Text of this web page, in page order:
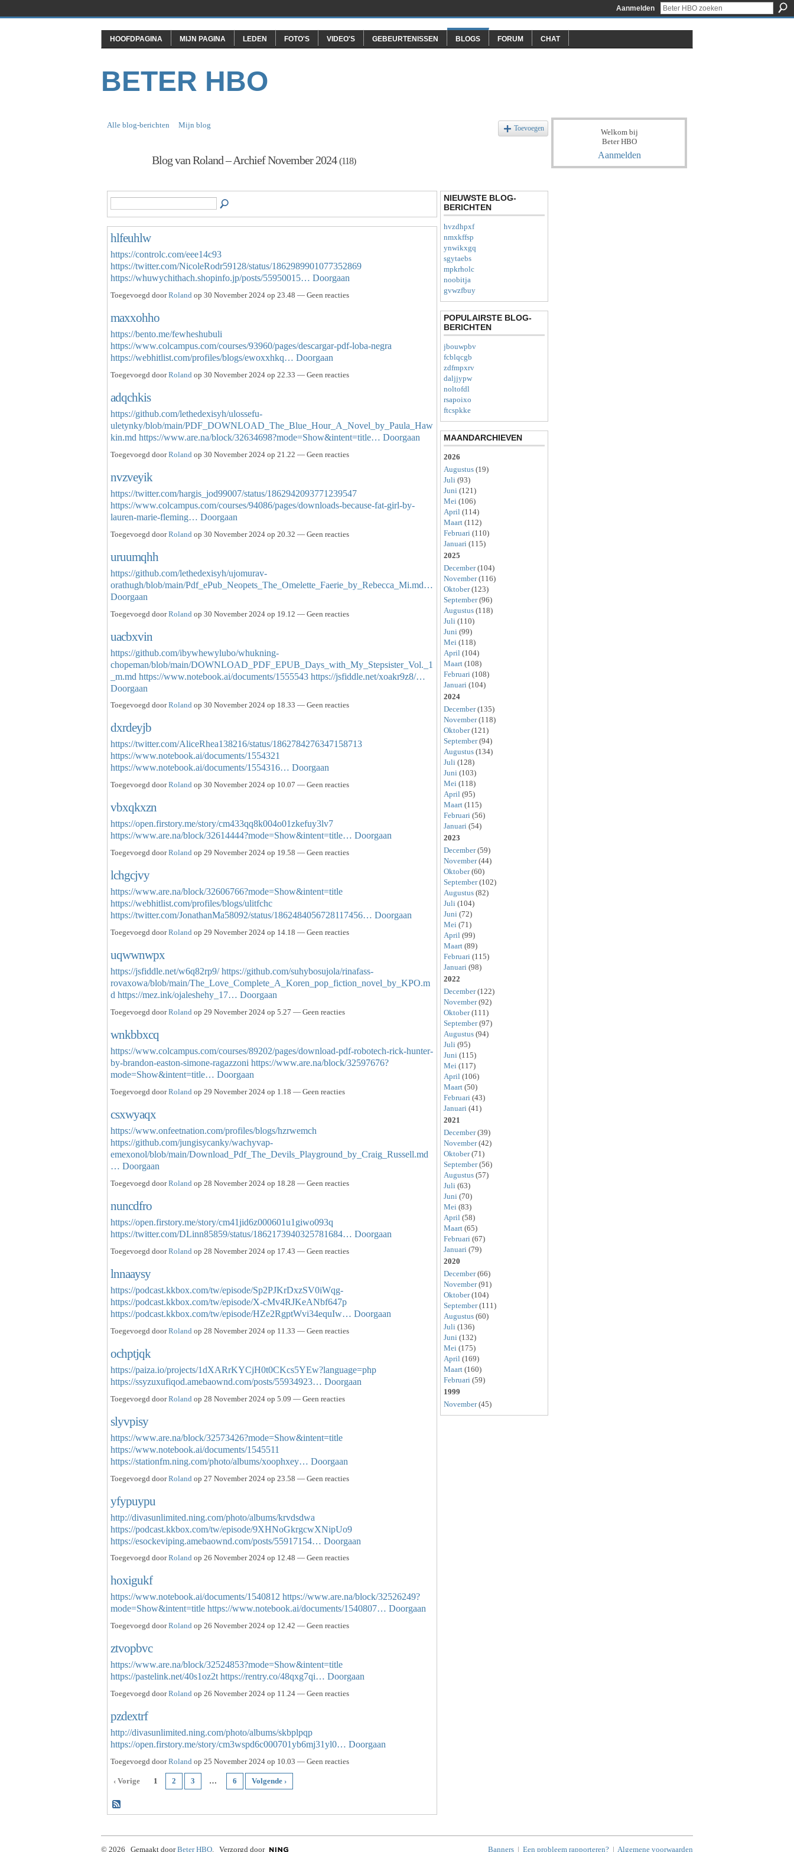
Aanmelden
HOOFDPAGINA MIJN PAGINA LEDEN FOTO'S VIDEO'S GEBEURTENISSEN BLOGS FORUM CHAT
BETER HBO
Alle blog-berichten Mijn blog Toevoegen
Blog van Roland – Archief November 2024(118)
hlfeuhlw
https://controlc.com/eee14c93
https://twitter.com/NicoleRodr59128/status/1862989901077352869
https://whuwychithach.shopinfo.jp/posts/55950015… Doorgaan
Toegevoegd doorRoland op 30 November 2024 op 23.48 — Geen reacties
maxxohho
https://bento.me/fewheshubuli
https://www.colcampus.com/courses/93960/pages/descargar-pdf-loba-negra
https://webhitlist.com/profiles/blogs/ewoxxhkq… Doorgaan
Toegevoegd doorRoland op 30 November 2024 op 22.33 — Geen reacties
adqchkis
https://github.com/lethedexisyh/ulossefu-
uletynky/blob/main/PDF_DOWNLOAD_The_Blue_Hour_A_Novel_by_Paula_Haw
kin.md https://www.are.na/block/32634698?mode=Show&intent=title… Doorgaan
Toegevoegd doorRoland op 30 November 2024 op 21.22 — Geen reacties
nvzveyik
https://twitter.com/hargis_jod99007/status/1862942093771239547
https://www.colcampus.com/courses/94086/pages/downloads-because-fat-girl-by-
lauren-marie-fleming… Doorgaan
Toegevoegd doorRoland op 30 November 2024 op 20.32 — Geen reacties
uruumqhh
https://github.com/lethedexisyh/ujomurav-
orathugh/blob/main/Pdf_ePub_Neopets_The_Omelette_Faerie_by_Rebecca_Mi.md…
Doorgaan
Toegevoegd doorRoland op 30 November 2024 op 19.12 — Geen reacties
uacbxvin
https://github.com/ibywhewylubo/whukning-
chopeman/blob/main/DOWNLOAD_PDF_EPUB_Days_with_My_Stepsister_Vol._1
_m.md https://www.notebook.ai/documents/1555543 https://jsfiddle.net/xoakr9z8/…
Doorgaan
Toegevoegd doorRoland op 30 November 2024 op 18.33 — Geen reacties
dxrdeyjb
https://twitter.com/AliceRhea138216/status/1862784276347158713
https://www.notebook.ai/documents/1554321
https://www.notebook.ai/documents/1554316… Doorgaan
Toegevoegd doorRoland op 30 November 2024 op 10.07 — Geen reacties
vbxqkxzn
https://open.firstory.me/story/cm433qq8k004o01zkefuy3lv7
https://www.are.na/block/32614444?mode=Show&intent=title… Doorgaan
Toegevoegd doorRoland op 29 November 2024 op 19.58 — Geen reacties
lchgcjvy
https://www.are.na/block/32606766?mode=Show&intent=title
https://webhitlist.com/profiles/blogs/ulitfchc
https://twitter.com/JonathanMa58092/status/1862484056728117456… Doorgaan
Toegevoegd doorRoland op 29 November 2024 op 14.18 — Geen reacties
uqwwnwpx
https://jsfiddle.net/w6q82rp9/ https://github.com/suhybosujola/rinafass-
rovaxowa/blob/main/The_Love_Complete_A_Koren_pop_fiction_novel_by_KPO.m
d https://mez.ink/ojaleshehy_17… Doorgaan
Toegevoegd doorRoland op 29 November 2024 op 5.27 — Geen reacties
wnkbbxcq
https://www.colcampus.com/courses/89202/pages/download-pdf-robotech-rick-hunter-
by-brandon-easton-simone-ragazzoni https://www.are.na/block/32597676?
mode=Show&intent=title… Doorgaan
Toegevoegd doorRoland op 29 November 2024 op 1.18 — Geen reacties
csxwyaqx
https://www.onfeetnation.com/profiles/blogs/hzrwemch
https://github.com/jungisycanky/wachyvap-
emexonol/blob/main/Download_Pdf_The_Devils_Playground_by_Craig_Russell.md
… Doorgaan
Toegevoegd doorRoland op 28 November 2024 op 18.28 — Geen reacties
nuncdfro
https://open.firstory.me/story/cm41jid6z000601u1giwo093q
https://twitter.com/DLinn85859/status/1862173940325781684… Doorgaan
Toegevoegd doorRoland op 28 November 2024 op 17.43 — Geen reacties
lnnaaysy
https://podcast.kkbox.com/tw/episode/Sp2PJKrDxzSV0iWqg-
https://podcast.kkbox.com/tw/episode/X-cMv4RJKeANbf647p
https://podcast.kkbox.com/tw/episode/HZe2RgptWvi34equIw… Doorgaan
Toegevoegd doorRoland op 28 November 2024 op 11.33 — Geen reacties
ochptjqk
https://paiza.io/projects/1dXARrKYCjH0t0CKcs5YEw?language=php
https://ssyzuxufiqod.amebaownd.com/posts/55934923… Doorgaan
Toegevoegd doorRoland op 28 November 2024 op 5.09 — Geen reacties
slyvpisy
https://www.are.na/block/32573426?mode=Show&intent=title
https://www.notebook.ai/documents/1545511
https://stationfm.ning.com/photo/albums/xoophxey… Doorgaan
Toegevoegd doorRoland op 27 November 2024 op 23.58 — Geen reacties
yfypuypu
http://divasunlimited.ning.com/photo/albums/krvdsdwa
https://podcast.kkbox.com/tw/episode/9XHNoGkrgcwXNipUo9
https://esockeviping.amebaownd.com/posts/55917154… Doorgaan
Toegevoegd doorRoland op 26 November 2024 op 12.48 — Geen reacties
hoxigukf
https://www.notebook.ai/documents/1540812 https://www.are.na/block/32526249?
mode=Show&intent=title https://www.notebook.ai/documents/1540807… Doorgaan
Toegevoegd doorRoland op 26 November 2024 op 12.42 — Geen reacties
ztvopbvc
https://www.are.na/block/32524853?mode=Show&intent=title
https://pastelink.net/40s1oz2t https://rentry.co/48qxg7qi… Doorgaan
Toegevoegd doorRoland op 26 November 2024 op 11.24 — Geen reacties
pzdextrf
http://divasunlimited.ning.com/photo/albums/skbplpqp
https://open.firstory.me/story/cm3wspd6c000701yb6mj31yl0… Doorgaan
Toegevoegd doorRoland op 25 November 2024 op 10.03 — Geen reacties
‹ Vorige 1 2 3 … 6 Volgende ›
NIEUWSTE BLOG-
BERICHTEN
hvzdhpxf
nmxkffsp
ynwikxgq
sgytaebs
mpkrholc
noobitja
gvwzfbuy
POPULAIRSTE BLOG-
BERICHTEN
jbouwpbv
fcblqcgb
zdfmpxrv
daljjypw
noltofdl
rsapoixo
ftcspkke
MAANDARCHIEVEN
2026
Augustus (19)
Juli (93)
Juni (121)
Mei (106)
April (114)
Maart (112)
Februari (110)
Januari (115)
2025
December(104)
November(116)
Oktober(123)
September(96)
Augustus (118)
Juli (110)
Juni (99)
Mei (118)
April (104)
Maart (108)
Februari (108)
Januari (104)
2024
December(135)
November(118)
Oktober(121)
September(94)
Augustus (134)
Juli (128)
Juni (103)
Mei (118)
April (95)
Maart (115)
Februari (56)
Januari (54)
2023
December(59)
November(44)
Oktober(60)
September(102)
Augustus (82)
Juli (104)
Juni (72)
Mei (71)
April (99)
Maart (89)
Februari (115)
Januari (98)
2022
December(122)
November(92)
Oktober(111)
September(97)
Augustus (94)
Juli (95)
Juni (115)
Mei (117)
April (106)
Maart (50)
Februari (43)
Januari (41)
2021
December(39)
November(42)
Oktober(71)
September(56)
Augustus (57)
Juli (63)
Juni (70)
Mei (83)
April (58)
Maart (65)
Februari (67)
Januari (79)
2020
December(66)
November(91)
Oktober(104)
September(111)
Augustus (60)
Juli (136)
Juni (132)
Mei (175)
April (169)
Maart (160)
Februari (59)
1999
November(45)
Welkom bij
Beter HBO
Aanmelden
© 2026 Gemaakt doorBeter HBO. Verzorgd door Banners | Een probleem rapporteren? | Algemene voorwaarden